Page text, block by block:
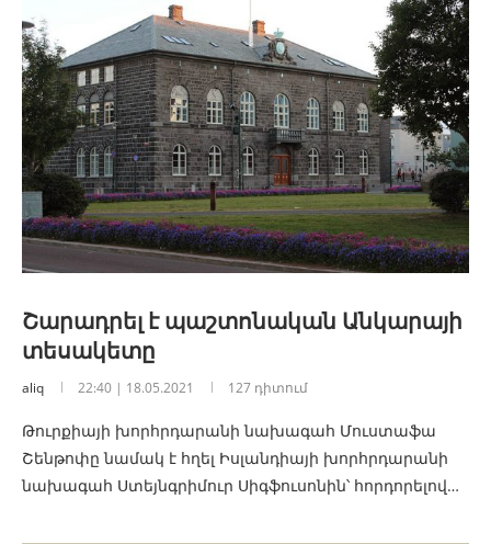
Շարադրել է պաշտոնական Անկարայի
տեսակետը
aliq 22:40 | 18.05.2021 127 դիտում
Թուրքիայի խորհրդարանի նախագահ Մուստաֆա
Շենթոփը նամակ է հղել Իսլանդիայի խորհրդարանի
նախագահ Ստեյնգրիմուր Սիգֆուսոնին՝ հորդորելով…